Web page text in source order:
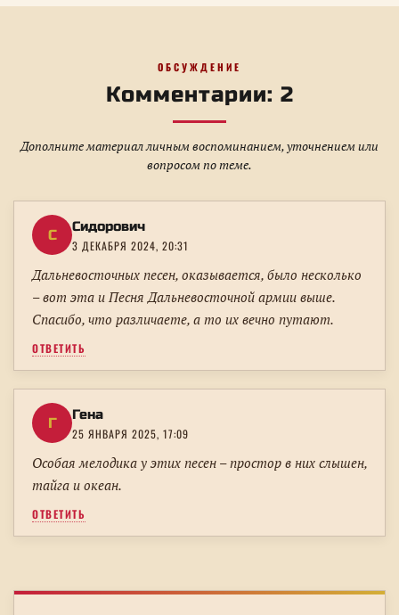
ОБСУЖДЕНИЕ
Комментарии: 2
Дополните материал личным воспоминанием, уточнением или
вопросом по теме.
С Сидорович
3 ДЕКАБРЯ 2024, 20:31
Дальневосточных песен, оказывается, было несколько
– вот эта и Песня Дальневосточной армии выше.
Спасибо, что различаете, а то их вечно путают.
ОТВЕТИТЬ
Г Гена
25 ЯНВАРЯ 2025, 17:09
Особая мелодика у этих песен – простор в них слышен,
тайга и океан.
ОТВЕТИТЬ